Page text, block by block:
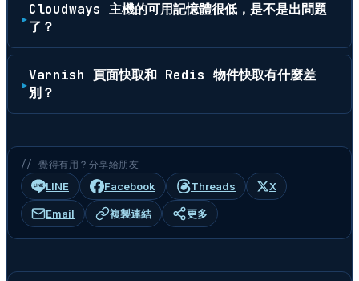
Cloudways 主機的可用記憶體很低，是不是出問題
了？
Varnish 頁面快取和 Redis 物件快取有什麼差
別？
// 覺得有用？分享給朋友
LINE Facebook Threads X
Email 複製連結 更多